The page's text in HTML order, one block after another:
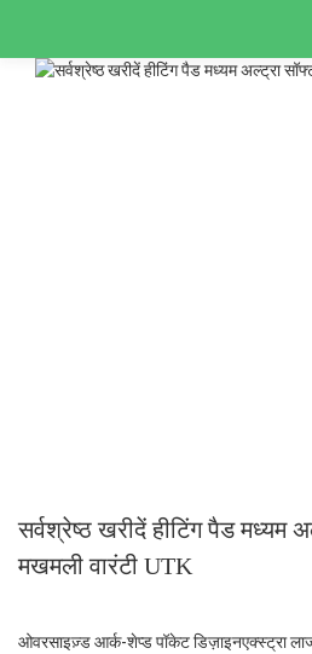
सर्वश्रेष्ठ खरीदें हीटिंग पैड मध्यम
मखमली वारंटी UTK
ओवरसाइज़्ड आर्क-शेप्ड पॉकेट डिज़ाइनएक्स्ट्रा